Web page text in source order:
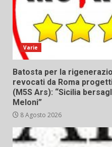
Varie
Batosta per la
revocati da Roma
(M5S Ars): “Sicilia
Meloni”
8 Agosto 2026